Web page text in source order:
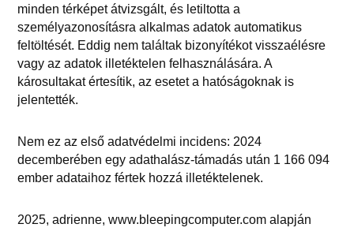
minden térképet átvizsgált, és letiltotta a
személyazonosításra alkalmas adatok automatikus
feltöltését. Eddig nem találtak bizonyítékot visszaélésre
vagy az adatok illetéktelen felhasználására. A
károsultakat értesítik, az esetet a hatóságoknak is
jelentették.
Nem ez az első adatvédelmi incidens: 2024
decemberében egy adathalász-támadás után 1 166 094
ember adataihoz fértek hozzá illetéktelenek.
2025, adrienne, www.bleepingcomputer.com alapján